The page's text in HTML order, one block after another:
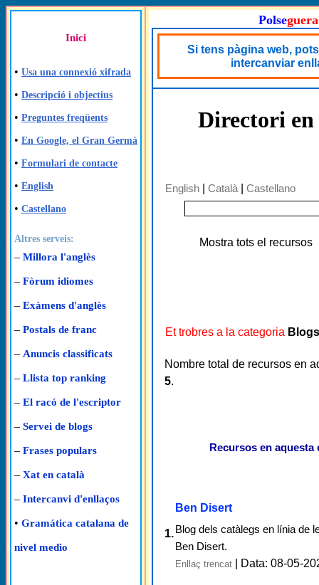
Inici
• Usa una connexió xifrada
• Descripció i objectius
• Preguntes freqüents
• En Google, el Gran Germà
• Formulari de contacte
• English
• Castellano
Altres serveis:
– Millora l'anglès
– Fòrum idiomes
– Exàmens d'anglès
– Postals de franc
– Anuncis classificats
– Llista top ranking
– El racó de l'escriptor
– Servei de blogs
– Frases populars
– Xat en català
– Intercanvi d'enllaços
• Gramática catalana de
nivel medio
Polseguera
Si tens pàgina web,
intercanviar
Directori en
English Català Castellano
Mostra tots el recursos
Et trobres a la categoria
Nombre total de recursos en
5.
Recursos en aquesta
1.
Ben Disert
Blog dels catàlegs en línia de
Ben Disert.
Enllaç trencat | Data: 08-05-